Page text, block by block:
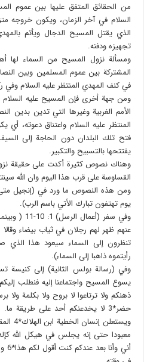
من الحقائق المتفق عليها بين عموم
السلام في آخر الزمان، ويكون خروجه
الذي يقتل المسيح الدجال ويأتم
تجهيزه ودفنه.
ومسألة نزول المسيح من السماء لها
المشتركة بين عموم المسلمين وبين
في كنف المهدي المنتظر عليه السلام وفي
ومن جهة أخرى فإن المسيح عليه السلام
الأمم الغربية وغيرها التي تدين بدين
المنتظر عليه السلام واعتناق دعوته، أي
فتح تلك البلدان دون الحاجة إلى
يفتتحها بالتسبيح والتكبير.
وهناك نصوص كثيرة أكدت على حقيقة
القساوسة على قرب هذا اليوم وان الله
يوم تهتفون تبارك الأتي باسم الرب).
وفي سفر
عنهم ظهر لهم رجلان في ثياب بيضاء وقالا
تنظرون إلى السماء سيعود هذا الذي
رأيتموه ذاهبا إلى السماء).
يسوع المسيح واجتماعنا إليه فنطلب
ذهنكم ولا ترتاعوا لا بروح ولا بكلمة ولا
حضر*3 لا يخدعنكم أحد على طريقة